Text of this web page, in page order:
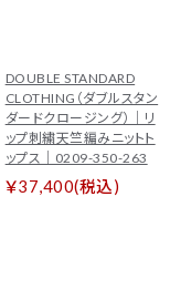
DOUBLE STANDARD
CLOTHING（ダブルスタン
ダードクロージング）｜リ
ップ刺繍天竺編みニットト
ップス｜0209-350-263
￥37,400(税込)